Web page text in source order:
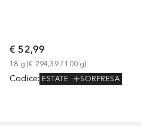
€ 52,99
18 g (€ 294,39 / 100 g)
Codice: ESTATE SORPRESA